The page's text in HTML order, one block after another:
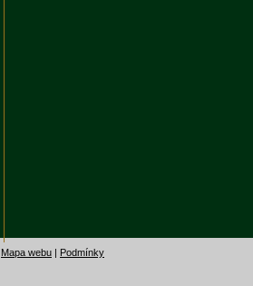
Mapa webu | Podmínky